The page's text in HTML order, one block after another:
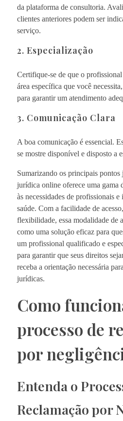
da plataforma de consultoria.
clientes anteriores podem ser
serviço.
2. Especialização
Certifique-se de que o
área específica que você
para garantir um atendimento
3. Comunicação Clara
A boa comunicação é essencial.
se mostre disponível e disposto a
Sumarizando os principais
jurídica online oferece uma gama
às necessidades de profissionais e
saúde. Com a facilidade de
flexibilidade, essa modalidade de
como uma solução eficaz para
um profissional qualificado e
para garantir que seus direitos
receba a orientação necessária
jurídicas.
Como
processo de
por
Entenda o
Reclamação por